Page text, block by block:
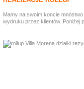
Mamy na swoim koncie
wydruku przez klientów. Poniżej